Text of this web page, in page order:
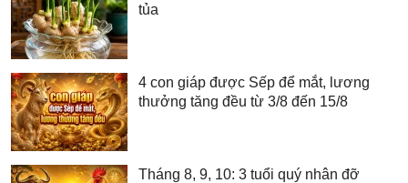
tủa
4 con giáp được Sếp để mắt, lương
thưởng tăng đều từ 3/8 đến 15/8
Tháng 8, 9, 10: 3 tuổi quý nhân đỡ